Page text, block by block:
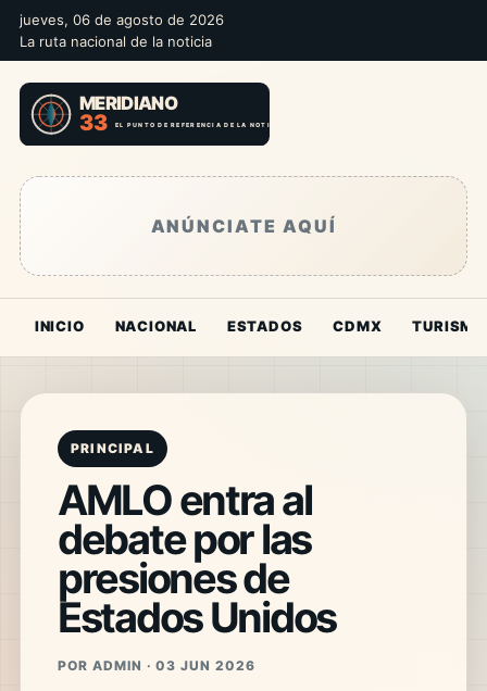
jueves, 06 de agosto de 2026
La ruta nacional de la noticia
ANÚNCIATE AQUÍ
INICIO NACIONAL ESTADOS CDMX TURISMO
PRINCIPAL
AMLO entra al
debate por las
presiones de
Estados Unidos
POR ADMIN · 03 JUN 2026